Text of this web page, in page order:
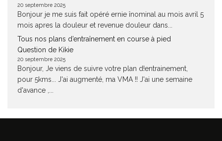
20 septembre 2025
Bonjour je me suis fait opéré ernie înominal au mois avril 5
mois apres la douleur et revenue douleur dans...
Tous nos plans d’entraînement en course à pied
Question de Kikie
20 septembre 2025
Bonjour, Je viens de suivre votre plan d!entrainement,
pour 5kms... J'ai augmenté, ma VMA !! J'ai une semaine
d'avance ,...